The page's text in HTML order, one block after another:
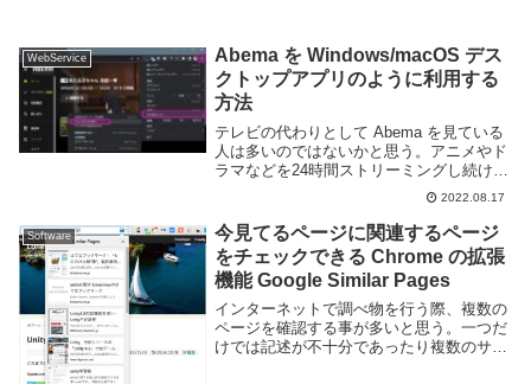
WebService
Abema を Windows/macOS デス
クトップアプリのように利用する
方法
テレビの代わりとして Abema を見ている
人は多いのではないかと思う。アニメやド
ラマなどを24時間ストリーミングし続けて
いる Web サービスで特にアニメは
Amazon Prime Video 等の動画配信サイト
よりも早く公開されること...
2022.08.17
Software
今見てるページに関連するページ
をチェックできる Chrome の拡張
機能 Google Similar Pages
インターネットで調べ物を行う際、複数の
ページを確認する事が多いと思う。一つだ
けでは記述が不十分であったり複数のサイ